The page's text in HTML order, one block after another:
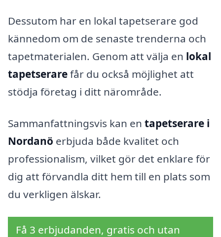
Dessutom har en lokal tapetserare god
kännedom om de senaste trenderna och
tapetmaterialen. Genom att välja en lokal
tapetserarefår du också möjlighet att
stödja företag i ditt närområde.
Sammanfattningsvis kan en tapetserare i
Nordanö erbjuda både kvalitet och
professionalism, vilket gör det enklare för
dig att förvandla ditt hem till en plats som
du verkligen älskar.
Få 3 erbjudanden, gratis och utan